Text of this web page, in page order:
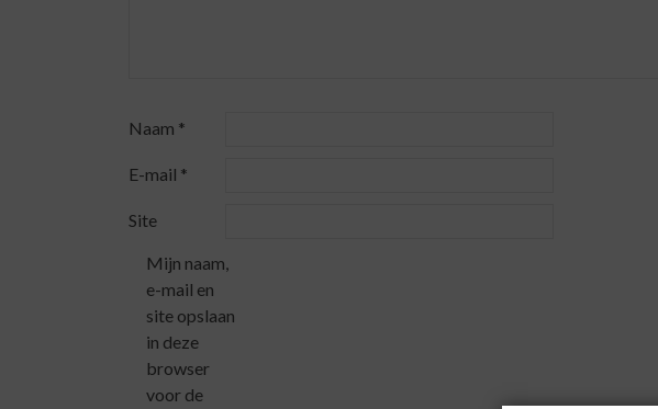
Naam *
E-mail *
Site
Mijn naam,
e-mail en
site opslaan
in deze
browser
voor de